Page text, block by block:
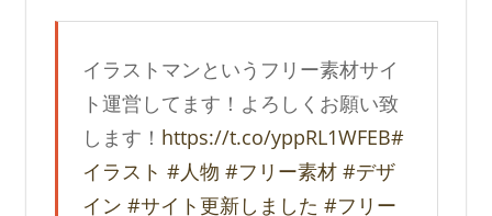
イラストマンというフリー素材サイ
ト運営してます！よろしくお願い致
します！ https://t.co/yppRL1WFEB#
イラスト #人物 #フリー素材 #デザ
イン #サイト更新しました #フリー